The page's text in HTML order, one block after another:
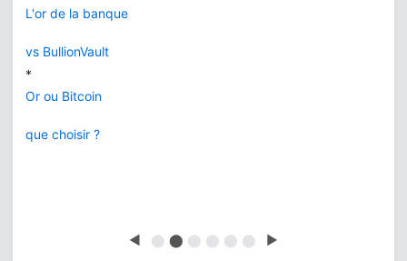
L'or de la banque
vs BullionVault
*
Or ou Bitcoin
que choisir ?
◀ ⬤ ⬤ ⬤ ⬤ ⬤ ⬤ ▶